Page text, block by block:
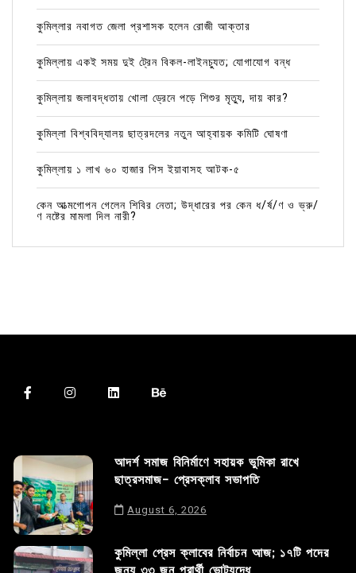
কুমিল্লার নবাগত জেলা প্রশাসক হলেন রোজী আক্তার
কুমিল্লায় একই সময় দুই ট্রেন বিকল-লাইনচ্যুত; যোগাযোগ বন্ধ
কুমিল্লায় জলাবদ্ধতায় খোলা ড্রেনে পড়ে শিশুর মৃত্যু, দায় কার?
কুমিল্লা বিশ্ববিদ্যালয় ছাত্রদলের নতুন আহ্বায়ক কমিটি ঘোষণা
কুমিল্লায় ১ লাখ ৬০ হাজার পিস ইয়াবাসহ আটক-৫
কেন আত্মগোপন গেলেন শিবির নেতা; উদ্ধারের পর কেন ধ/র্ষ/ণ ও ভ্রু/
ণ নষ্টের মামলা দিল নারী?
আদর্শ সমাজ বিনির্মাণে সহায়ক ভুমিকা রাখে
ছাত্রসমাজ- প্রেসক্লাব সভাপতি
August 6, 2026
কুমিল্লা প্রেস ক্লাবের নির্বাচন আজ; ১৭টি পদের